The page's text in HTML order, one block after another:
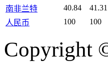
南非兰特
40.84 41.31
人民币
100 100
Copyright